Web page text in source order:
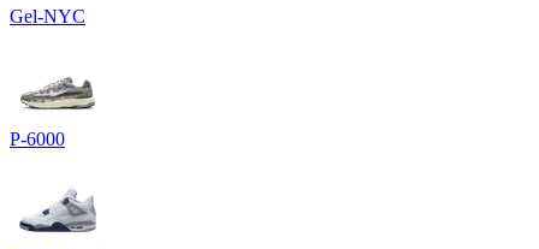
Gel-NYC
P-6000